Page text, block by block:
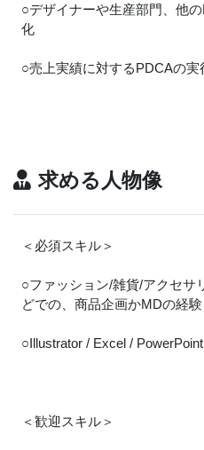
○デザイナーや生産部門、他
化
○売上実績に対するPDCAの実
求める人物像
＜必須スキル＞
○ファッション/雑貨/アクセサ
どでの、商品企画かMDの経験
○Illustrator / Excel /
＜歓迎スキル＞